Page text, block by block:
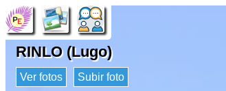
RINLO (Lugo)
Ver fotos Subir foto